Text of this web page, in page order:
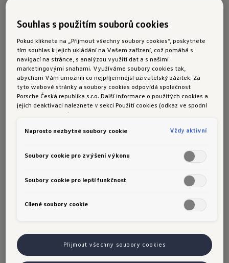
naleznete
Zůstaňte s Fleet Interface Data v obraze –
digitálně a jednoduše: Pro efektivnější správu
vašeho vozového parku získáte aktuální
informace o vozidlech, které zahrnují:
Údaje o údržbě
Stav paliva v nádrži
Údaje o jízdě
Varovná hlášení
Souhlas s použitím souborů cookies
Pokud kliknete na „Přijmout všechny soubory cookies“, poskytnete
tím souhlas k jejich ukládání na Vašem zařízení, což pomáhá s
navigací na stránce, s analýzou využití dat a s našimi
marketingovými snahami. Využíváme soubory cookies tak,
abychom Vám umožnili co nejpříjemnější uživatelský zážitek. Za
tyto webové stránky a soubory cookies odpovídá společnost
Porsche Česká republika s.r.o. Další informace o použitých cookies a
jejich deaktivaci naleznete v sekci Použití cookies (odkaz ve spodní
části této stránky).
Naprosto nezbytné soubory cookie Vždy aktivní
Soubory cookie pro zvýšení výkonu
Soubory cookie pro lepší funkčnost
Cílené soubory cookie
Přijmout všechny soubory cookies